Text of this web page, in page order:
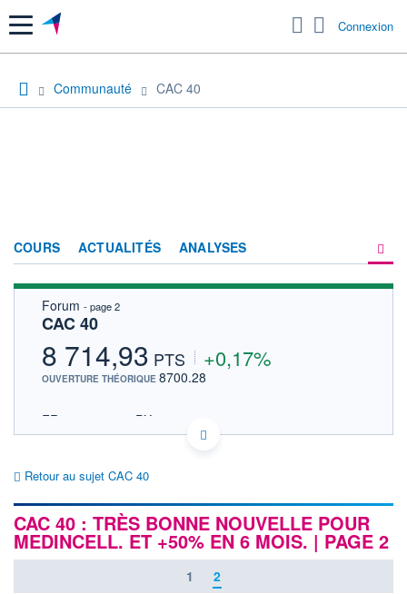
Menu Connexion
Communauté CAC 40
COURS ACTUALITÉS ANALYSES
HISTORIQUE
Forum - page 2
CAC 40
8 714,93 PTS +0,17%
OUVERTURE THÉORIQUE 8700.28
FR0003500008 PX1
EURONEXT PARIS DONNÉES TEMPS RÉEL
8 700
8 720
8 740
Retour au sujet CAC 40
CAC 40 : TRÈS BONNE NOUVELLE POUR
MEDINCELL. ET +50% EN 6 MOIS. | PAGE 2
1 2